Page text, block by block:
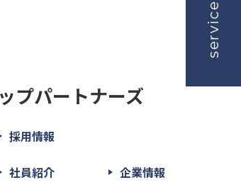
service
プパートナーズ
採用情報
社員紹介 企業情報